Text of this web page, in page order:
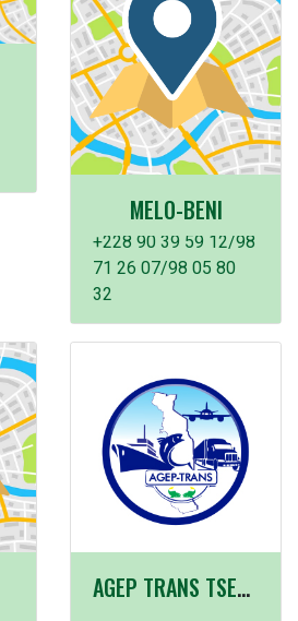
MELO-BENI
+228 90 39 59 12/98
71 26 07/98 05 80
32
AGEP TRANS TSEVIE